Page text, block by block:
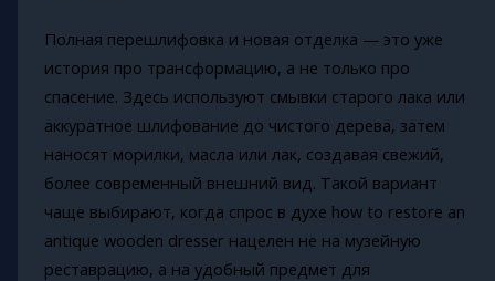
Полная перешлифовка и новая отделка — это уже
история про трансформацию, а не только про
спасение. Здесь используют смывки старого лака или
аккуратное шлифование до чистого дерева, затем
наносят морилки, масла или лак, создавая свежий,
более современный внешний вид. Такой вариант
чаще выбирают, когда спрос в духе how to restore an
antique wooden dresser нацелен не на музейную
реставрацию, а на удобный предмет для